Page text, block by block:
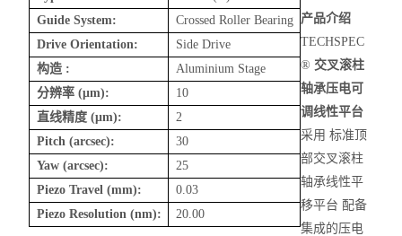
Guide System:
Crossed Roller Bearing
Drive Orientation:
Side Drive
构造: AluminiumStage
分辨率(μm):
10
直线精度(μm):
2
Pitch (arcsec):
30
Yaw (arcsec):
25
Piezo Travel (mm):
0.03
Piezo Resolution (nm):
20.00
产品介绍
TECHSPEC
® 交叉滚柱
轴承压电可
调线性平台
采用 标准顶
部交叉滚柱
轴承线性平
移平台 配备
集成的压电